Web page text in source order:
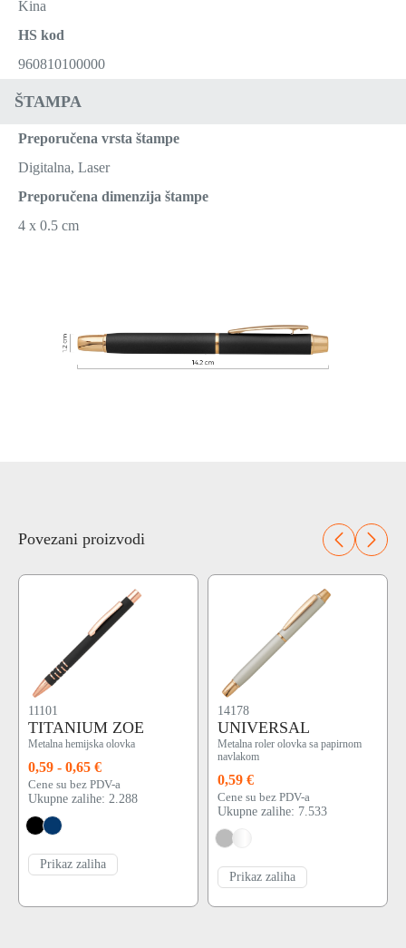
Kina
HS kod
960810100000
ŠTAMPA
Preporučena vrsta štampe
Digitalna, Laser
Preporučena dimenzija štampe
4 x 0.5 cm
Povezani proizvodi
11101
TITANIUM ZOE
Metalna hemijska olovka
0,59 - 0,65 €
Cene su bez PDV-a
Ukupne zalihe: 2.288
Prikaz zaliha
14178
UNIVERSAL
Metalna roler olovka sa papirnom
navlakom
0,59 €
Cene su bez PDV-a
Ukupne zalihe: 7.533
Prikaz zaliha